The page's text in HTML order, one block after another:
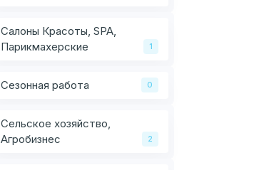
Салоны Красоты, SPA,
Парикмахерские
1
Сезонная работа 0
Сельское хозяйство,
Агробизнес
2